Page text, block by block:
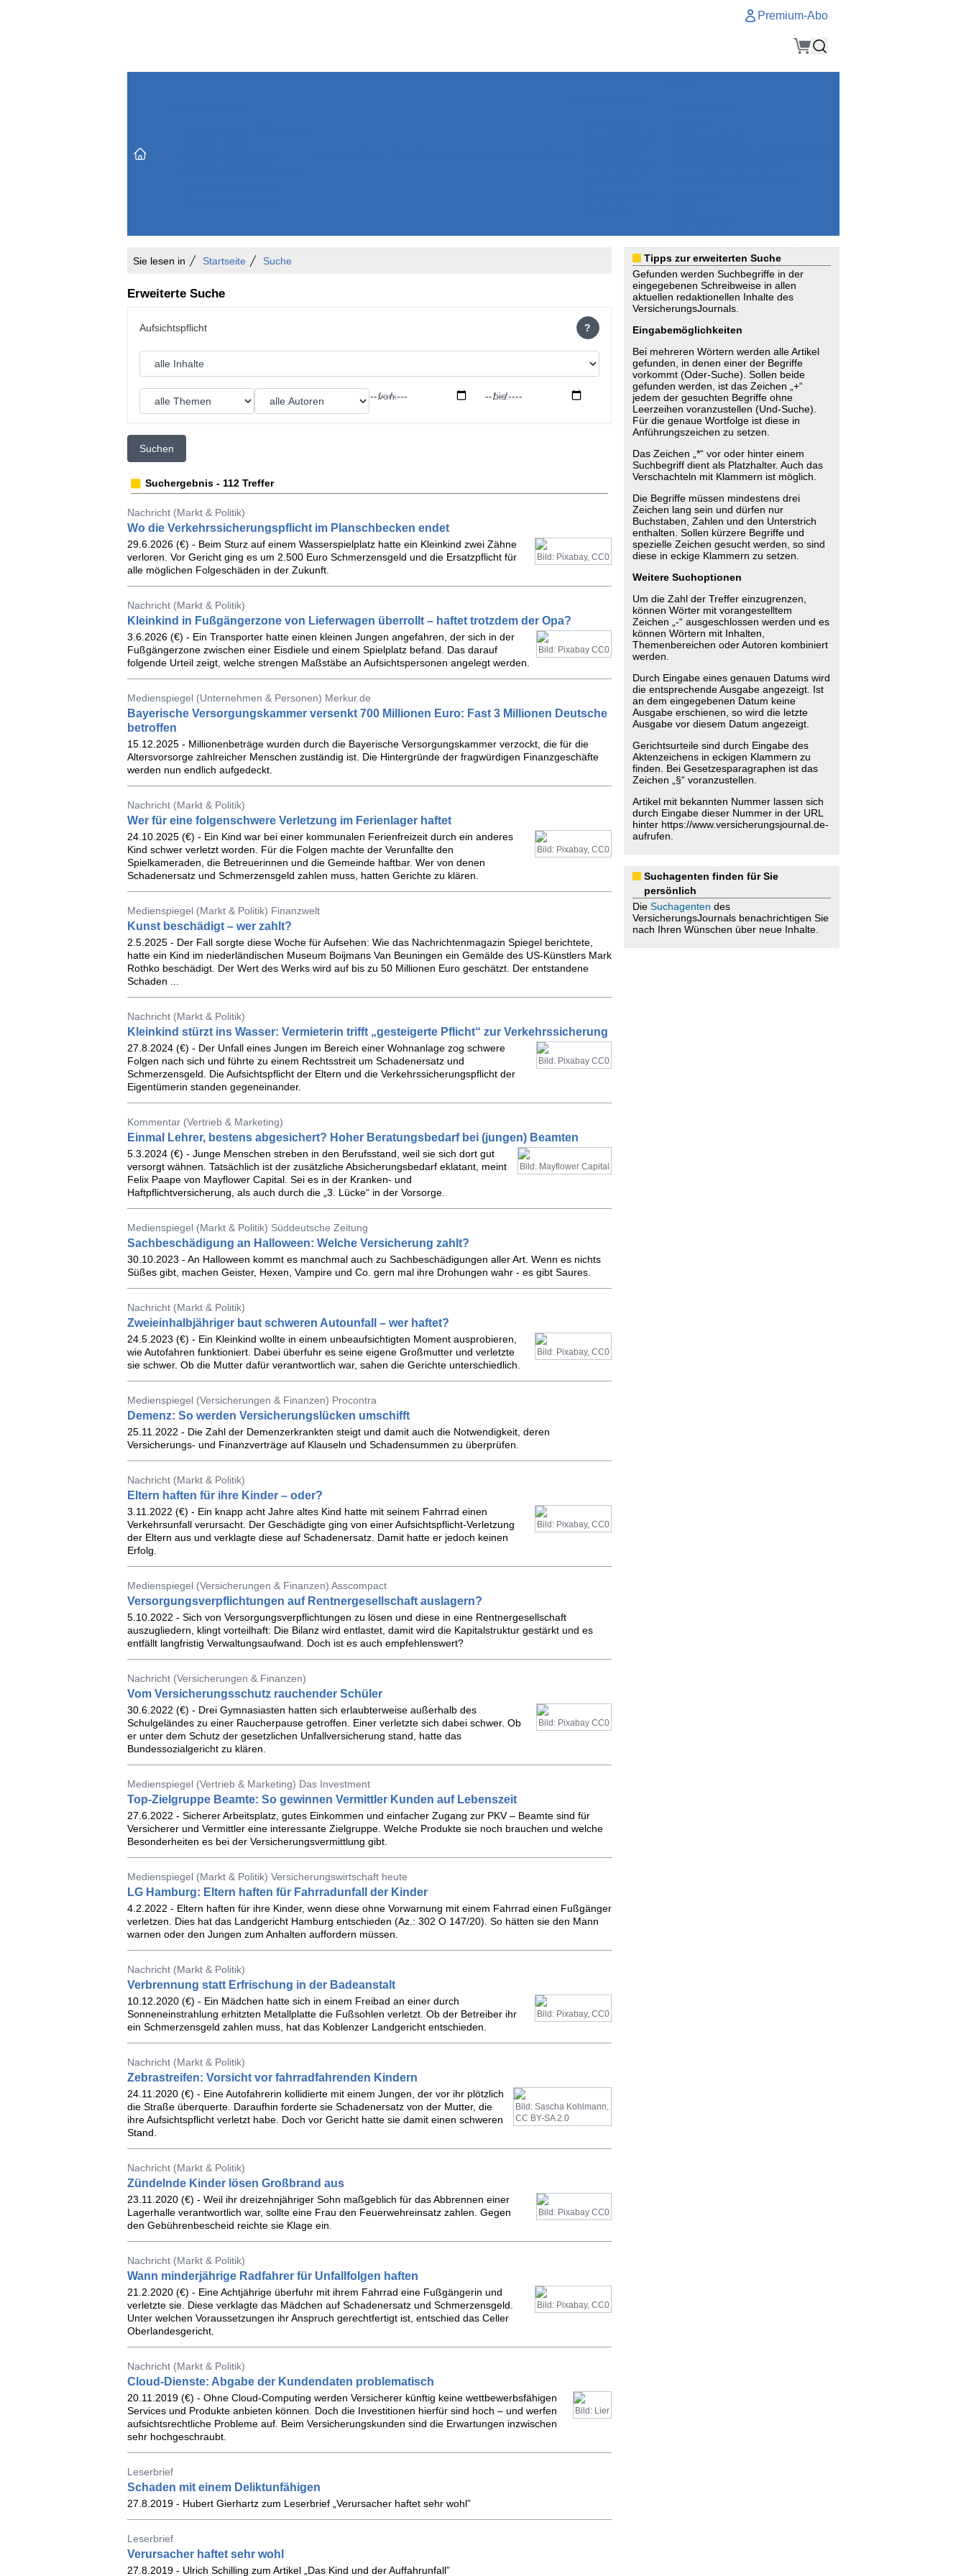
Premium-Abo
Sie lesen in Startseite Suche
Erweiterte Suche
?
von: bis:
Suchen
Suchergebnis - 112 Treffer
Nachricht (Markt & Politik)
Wo die Verkehrssicherungspflicht im Planschbecken endet
Bild: Pixabay, CC0
29.6.2026 (€) - Beim Sturz auf einem Wasserspielplatz hatte ein Kleinkind zwei Zähne
verloren. Vor Gericht ging es um 2.500 Euro Schmerzensgeld und die Ersatzpflicht für
alle möglichen Folgeschäden in der Zukunft.
Nachricht (Markt & Politik)
Kleinkind in Fußgängerzone von Lieferwagen überrollt – haftet trotzdem der Opa?
Bild: Pixabay CC0
3.6.2026 (€) - Ein Transporter hatte einen kleinen Jungen angefahren, der sich in der
Fußgängerzone zwischen einer Eisdiele und einem Spielplatz befand. Das darauf
folgende Urteil zeigt, welche strengen Maßstäbe an Aufsichtspersonen angelegt werden.
Medienspiegel (Unternehmen & Personen) Merkur.de
Bayerische Versorgungskammer versenkt 700 Millionen Euro: Fast 3 Millionen Deutsche
betroffen
15.12.2025 - Millionenbeträge wurden durch die Bayerische Versorgungskammer verzockt, die für die
Altersvorsorge zahlreicher Menschen zuständig ist. Die Hintergründe der fragwürdigen Finanzgeschäfte
werden nun endlich aufgedeckt.
Nachricht (Markt & Politik)
Wer für eine folgenschwere Verletzung im Ferienlager haftet
Bild: Pixabay, CC0
24.10.2025 (€) - Ein Kind war bei einer kommunalen Ferienfreizeit durch ein anderes
Kind schwer verletzt worden. Für die Folgen machte der Verunfallte den
Spielkameraden, die Betreuerinnen und die Gemeinde haftbar. Wer von denen
Schadenersatz und Schmerzensgeld zahlen muss, hatten Gerichte zu klären.
Medienspiegel (Markt & Politik) Finanzwelt
Kunst beschädigt – wer zahlt?
2.5.2025 - Der Fall sorgte diese Woche für Aufsehen: Wie das Nachrichtenmagazin Spiegel berichtete,
hatte ein Kind im niederländischen Museum Boijmans Van Beuningen ein Gemälde des US-Künstlers Mark
Rothko beschädigt. Der Wert des Werks wird auf bis zu 50 Millionen Euro geschätzt. Der entstandene
Schaden ...
Nachricht (Markt & Politik)
Kleinkind stürzt ins Wasser: Vermieterin trifft „gesteigerte Pflicht“ zur Verkehrssicherung
Bild: Pixabay CC0
27.8.2024 (€) - Der Unfall eines Jungen im Bereich einer Wohnanlage zog schwere
Folgen nach sich und führte zu einem Rechtsstreit um Schadenersatz und
Schmerzensgeld. Die Aufsichtspflicht der Eltern und die Verkehrssicherungspflicht der
Eigentümerin standen gegeneinander.
Kommentar (Vertrieb & Marketing)
Einmal Lehrer, bestens abgesichert? Hoher Beratungsbedarf bei (jungen) Beamten
Bild: Mayflower Capital
5.3.2024 (€) - Junge Menschen streben in den Berufsstand, weil sie sich dort gut
versorgt wähnen. Tatsächlich ist der zusätzliche Absicherungsbedarf eklatant, meint
Felix Paape von Mayflower Capital. Sei es in der Kranken- und
Haftpflichtversicherung, als auch durch die „3. Lücke“ in der Vorsorge.
Medienspiegel (Markt & Politik) Süddeutsche Zeitung
Sachbeschädigung an Halloween: Welche Versicherung zahlt?
30.10.2023 - An Halloween kommt es manchmal auch zu Sachbeschädigungen aller Art. Wenn es nichts
Süßes gibt, machen Geister, Hexen, Vampire und Co. gern mal ihre Drohungen wahr - es gibt Saures.
Nachricht (Markt & Politik)
Zweieinhalbjähriger baut schweren Autounfall – wer haftet?
Bild: Pixabay, CC0
24.5.2023 (€) - Ein Kleinkind wollte in einem unbeaufsichtigten Moment ausprobieren,
wie Autofahren funktioniert. Dabei überfuhr es seine eigene Großmutter und verletzte
sie schwer. Ob die Mutter dafür verantwortlich war, sahen die Gerichte unterschiedlich.
Medienspiegel (Versicherungen & Finanzen) Procontra
Demenz: So werden Versicherungslücken umschifft
25.11.2022 - Die Zahl der Demenzerkrankten steigt und damit auch die Notwendigkeit, deren
Versicherungs- und Finanzverträge auf Klauseln und Schadensummen zu überprüfen.
Nachricht (Markt & Politik)
Eltern haften für ihre Kinder – oder?
Bild: Pixabay, CC0
3.11.2022 (€) - Ein knapp acht Jahre altes Kind hatte mit seinem Fahrrad einen
Verkehrsunfall verursacht. Der Geschädigte ging von einer Aufsichtspflicht-Verletzung
der Eltern aus und verklagte diese auf Schadenersatz. Damit hatte er jedoch keinen
Erfolg.
Medienspiegel (Versicherungen & Finanzen) Asscompact
Versorgungsverpflichtungen auf Rentnergesellschaft auslagern?
5.10.2022 - Sich von Versorgungsverpflichtungen zu lösen und diese in eine Rentnergesellschaft
auszugliedern, klingt vorteilhaft: Die Bilanz wird entlastet, damit wird die Kapitalstruktur gestärkt und es
entfällt langfristig Verwaltungsaufwand. Doch ist es auch empfehlenswert?
Nachricht (Versicherungen & Finanzen)
Vom Versicherungsschutz rauchender Schüler
Bild: Pixabay CC0
30.6.2022 (€) - Drei Gymnasiasten hatten sich erlaubterweise außerhalb des
Schulgeländes zu einer Raucherpause getroffen. Einer verletzte sich dabei schwer. Ob
er unter dem Schutz der gesetzlichen Unfallversicherung stand, hatte das
Bundessozialgericht zu klären.
Medienspiegel (Vertrieb & Marketing) Das Investment
Top-Zielgruppe Beamte: So gewinnen Vermittler Kunden auf Lebenszeit
27.6.2022 - Sicherer Arbeitsplatz, gutes Einkommen und einfacher Zugang zur PKV – Beamte sind für
Versicherer und Vermittler eine interessante Zielgruppe. Welche Produkte sie noch brauchen und welche
Besonderheiten es bei der Versicherungsvermittlung gibt.
Medienspiegel (Markt & Politik) Versicherungswirtschaft heute
LG Hamburg: Eltern haften für Fahrradunfall der Kinder
4.2.2022 - Eltern haften für ihre Kinder, wenn diese ohne Vorwarnung mit einem Fahrrad einen Fußgänger
verletzen. Dies hat das Landgericht Hamburg entschieden (Az.: 302 O 147/20). So hätten sie den Mann
warnen oder den Jungen zum Anhalten auffordern müssen.
Nachricht (Markt & Politik)
Verbrennung statt Erfrischung in der Badeanstalt
Bild: Pixabay, CC0
10.12.2020 (€) - Ein Mädchen hatte sich in einem Freibad an einer durch
Sonneneinstrahlung erhitzten Metallplatte die Fußsohlen verletzt. Ob der Betreiber ihr
ein Schmerzensgeld zahlen muss, hat das Koblenzer Landgericht entschieden.
Nachricht (Markt & Politik)
Zebrastreifen: Vorsicht vor fahrradfahrenden Kindern
Bild: Sascha Kohlmann,
CC BY-SA 2.0
24.11.2020 (€) - Eine Autofahrerin kollidierte mit einem Jungen, der vor ihr plötzlich
die Straße überquerte. Daraufhin forderte sie Schadenersatz von der Mutter, die
ihre Aufsichtspflicht verletzt habe. Doch vor Gericht hatte sie damit einen schweren
Stand.
Nachricht (Markt & Politik)
Zündelnde Kinder lösen Großbrand aus
Bild: Pixabay CC0
23.11.2020 (€) - Weil ihr dreizehnjähriger Sohn maßgeblich für das Abbrennen einer
Lagerhalle verantwortlich war, sollte eine Frau den Feuerwehreinsatz zahlen. Gegen
den Gebührenbescheid reichte sie Klage ein.
Nachricht (Markt & Politik)
Wann minderjährige Radfahrer für Unfallfolgen haften
Bild: Pixabay, CC0
21.2.2020 (€) - Eine Achtjährige überfuhr mit ihrem Fahrrad eine Fußgängerin und
verletzte sie. Diese verklagte das Mädchen auf Schadenersatz und Schmerzensgeld.
Unter welchen Voraussetzungen ihr Anspruch gerechtfertigt ist, entschied das Celler
Oberlandesgericht.
Nachricht (Markt & Politik)
Cloud-Dienste: Abgabe der Kundendaten problematisch
Bild: Lier
20.11.2019 (€) - Ohne Cloud-Computing werden Versicherer künftig keine wettbewerbsfähigen
Services und Produkte anbieten können. Doch die Investitionen hierfür sind hoch – und werfen
aufsichtsrechtliche Probleme auf. Beim Versicherungskunden sind die Erwartungen inzwischen
sehr hochgeschraubt.
Leserbrief
Schaden mit einem Deliktunfähigen
27.8.2019 - Hubert Gierhartz zum Leserbrief „Verursacher haftet sehr wohl”
Leserbrief
Verursacher haftet sehr wohl
27.8.2019 - Ulrich Schilling zum Artikel „Das Kind und der Auffahrunfall”
Tipps zur erweiterten Suche
Gefunden werden Suchbegriffe in der
eingegebenen Schreibweise in allen
aktuellen redaktionellen Inhalte des
VersicherungsJournals.
Eingabemöglichkeiten
Bei mehreren Wörtern werden alle Artikel
gefunden, in denen einer der Begriffe
vorkommt (Oder-Suche). Sollen beide
gefunden werden, ist das Zeichen „+“
jedem der gesuchten Begriffe ohne
Leerzeihen voranzustellen (Und-Suche).
Für die genaue Wortfolge ist diese in
Anführungszeichen zu setzen.
Das Zeichen „*“ vor oder hinter einem
Suchbegriff dient als Platzhalter. Auch das
Verschachteln mit Klammern ist möglich.
Die Begriffe müssen mindestens drei
Zeichen lang sein und dürfen nur
Buchstaben, Zahlen und den Unterstrich
enthalten. Sollen kürzere Begriffe und
spezielle Zeichen gesucht werden, so sind
diese in eckige Klammern zu setzen.
Weitere Suchoptionen
Um die Zahl der Treffer einzugrenzen,
können Wörter mit vorangestelltem
Zeichen „-“ ausgeschlossen werden und es
können Wörtern mit Inhalten,
Themenbereichen oder Autoren kombiniert
werden.
Durch Eingabe eines genauen Datums wird
die entsprechende Ausgabe angezeigt. Ist
an dem eingegebenen Datum keine
Ausgabe erschienen, so wird die letzte
Ausgabe vor diesem Datum angezeigt.
Gerichtsurteile sind durch Eingabe des
Aktenzeichens in eckigen Klammern zu
finden. Bei Gesetzesparagraphen ist das
Zeichen „§“ voranzustellen.
Artikel mit bekannten Nummer lassen sich
durch Eingabe dieser Nummer in der URL
hinter https://www.versicherungsjournal.de-
aufrufen.
Suchagenten finden für Sie
persönlich
Die Suchagenten des
VersicherungsJournals benachrichtigen Sie
nach Ihren Wünschen über neue Inhalte.